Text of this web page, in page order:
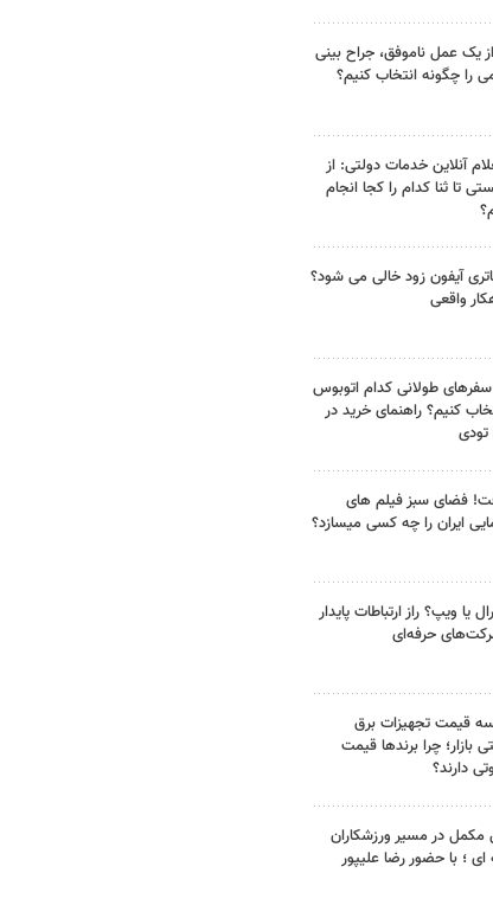
یک عمل ناموفق، جراح بینی
را چگونه انتخاب کنیم؟
آنلاین خدمات دولتی: از
تا ثنا کدام را کجا انجام
آیفون زود خالی می شود؟
سفرهای طولانی کدام اتوبوس
کنیم؟ راهنمای خرید در
تودی
فضای سبز فیلم های
ایران را چه کسی میسازد؟
یا ویپ؟ راز ارتباطات پایدار
حرفه‌ای
قیمت تجهیزات برق
بازار؛ چرا برندها قیمت
دارند؟
در مسیر ورزشکاران
ای ؛ با حضور رضا علیپور